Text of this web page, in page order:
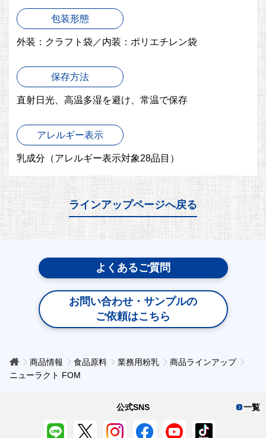
包装形態
外装：クラフト袋／内装：ポリエチレン袋
保存方法
直射日光、高温多湿を避け、常温で保存
アレルギー表示
乳成分 （アレルギー表示対象28品目）
ラインアップページへ戻る
よくあるご質問
お問い合わせ・サンプルの
ご依頼はこちら
商品情報 食品原料 業務用粉乳
商品ラインアップ
ニューラクト FOM
一覧
公式SNS